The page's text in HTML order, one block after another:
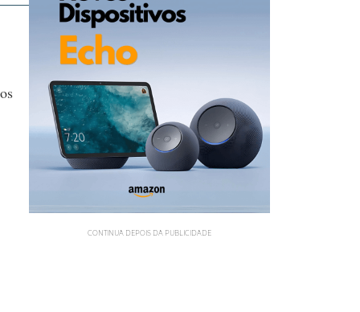
CONTINUA DEPOIS DA PUBLICIDADE